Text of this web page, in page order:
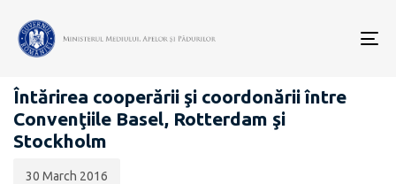
POP'S
Întărirea cooperării şi coordonării între
Convenţiile Basel, Rotterdam şi
Stockholm
publicării:
30 March 2016